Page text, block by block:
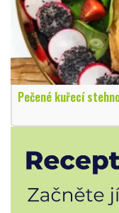
Pečené kuřecí